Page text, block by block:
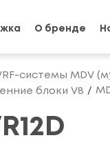
О бренде
системы MDV
блоки V8